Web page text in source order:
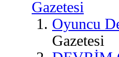
Gazetesi
Oyuncu
Gazetesi